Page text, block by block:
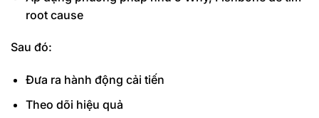
root cause
Sau đó:
Đưa ra hành động cải tiến
Theo dõi hiệu quả